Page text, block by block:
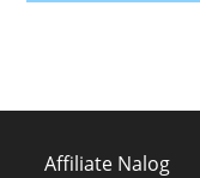
Affiliate Nalog